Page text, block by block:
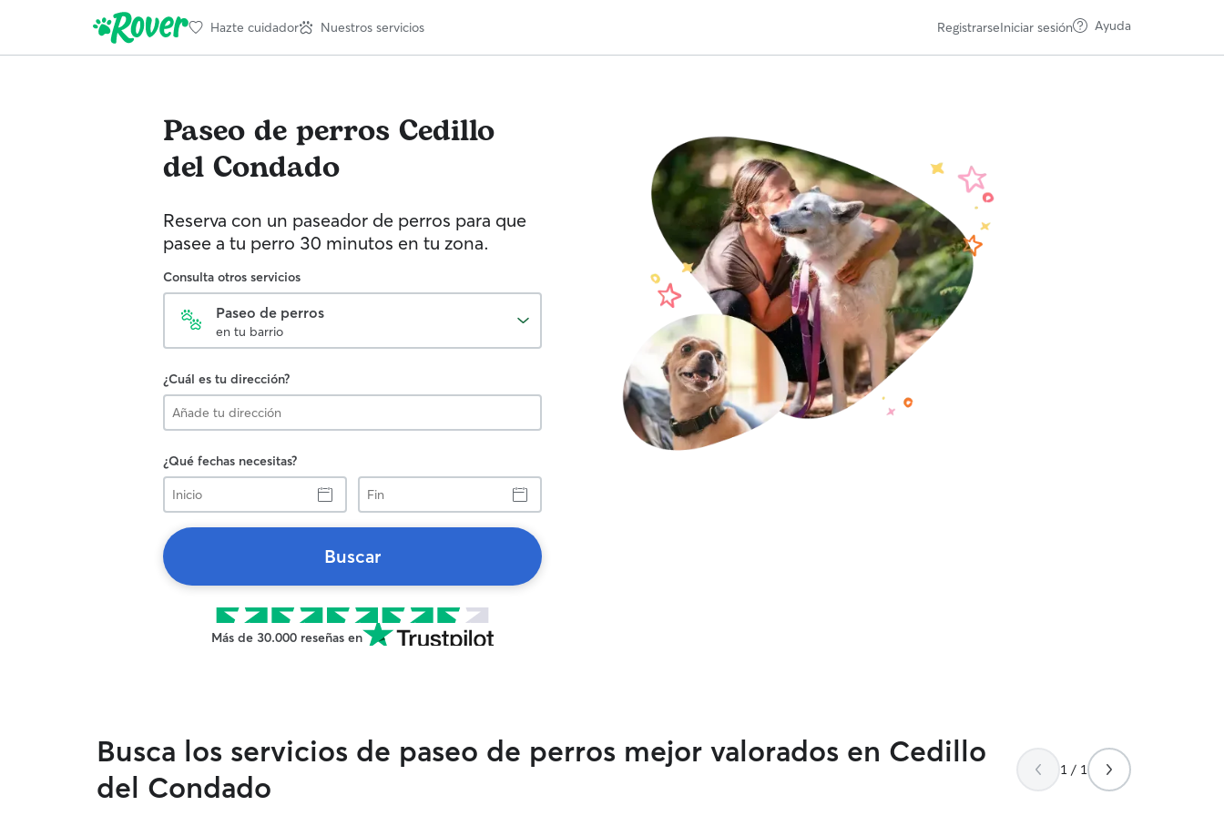
Hazte cuidador Nuestros servicios RegistrarseIniciar sesión Ayuda
Paseo de perros Cedillo
del Condado
Reserva con un paseador de perros para que
pasee a tu perro 30 minutos en tu zona.
Consulta otros servicios
Paseo de perros
en tu barrio
¿Cuál es tu dirección?
¿Qué fechas necesitas?
Inicio
Fin
Buscar
Más de 30.000 reseñas en
Busca los servicios de paseo de perros mejor valorados en Cedillo
del Condado
1 / 1